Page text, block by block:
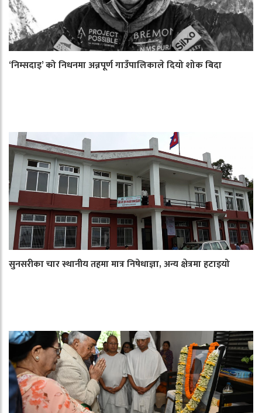
‘निम्सदाइ’ को निधनमा अन्नपूर्ण गाउँपालिकाले दियो शोक बिदा
सुनसरीका चार स्थानीय तहमा मात्र निषेधाज्ञा, अन्य क्षेत्रमा हटाइयो